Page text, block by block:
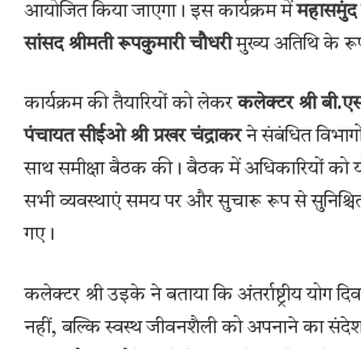
आयोजित किया जाएगा। इस कार्यक्रम मेंमहासमुंद
सांसद श्रीमती रूपकुमारी चौधरीमुख्य अतिथि के रूप
कार्यक्रम की तैयारियों को लेकरकलेक्टर श्री
पंचायत सीईओ श्री प्रखर चंद्राकरने संबंधित
साथ समीक्षा बैठक की। बैठक में अधिकारियों को
सभी व्यवस्थाएं समय पर और सुचारू रूप से
गए।
कलेक्टर श्री उइके ने बताया कि अंतर्राष्ट्रीय
नहीं, बल्कि स्वस्थ जीवनशैली को अपनाने का